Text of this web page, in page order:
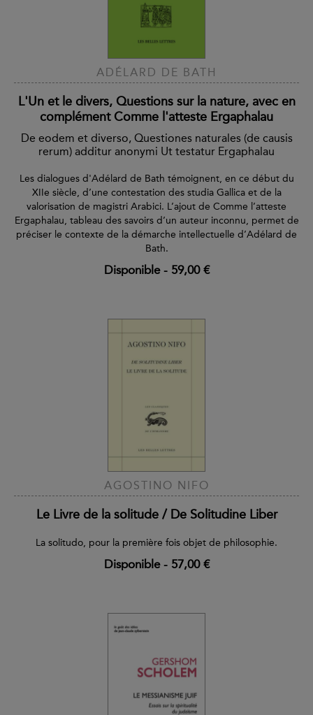
ADÉLARD DE BATH
L'Un et le divers, Questions sur la nature, avec en
complément Comme l'atteste Ergaphalau
De eodem et diverso, Questiones naturales (de causis
rerum) additur anonymi Ut testatur Ergaphalau
Les dialogues d'Adélard de Bath témoignent, en ce début du
XIIe siècle, d’une contestation des studia Gallica et de la
valorisation de magistri Arabici. L’ajout de Comme l’atteste
Ergaphalau, tableau des savoirs d’un auteur inconnu, permet de
préciser le contexte de la démarche intellectuelle d’Adélard de
Bath.
Disponible- 59,00 €
AGOSTINO NIFO
Le Livre de la solitude / De Solitudine Liber
La solitudo, pour la première fois objet de philosophie.
Disponible- 57,00 €